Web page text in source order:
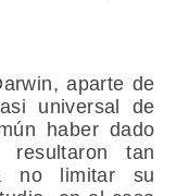
aparte de
universal de
haber dado
tan
no limitar su